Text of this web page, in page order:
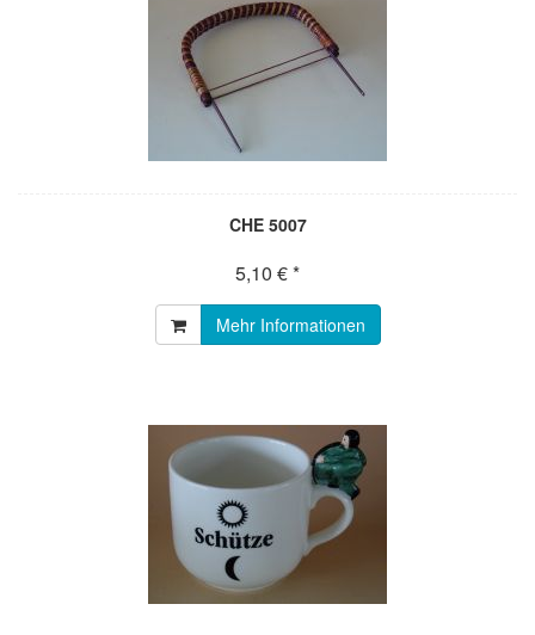
CHE 5007
5,10 € *
Mehr Informationen